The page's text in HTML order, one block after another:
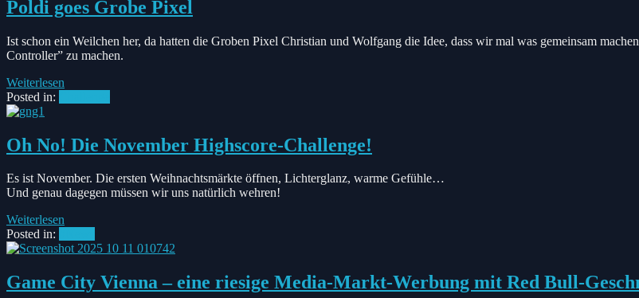
Poldi goes Grobe Pixel
Ist schon ein Weilchen her, da hatten die Groben Pixel Christian und Wolfgang die Idee, dass wir mal was gemeinsam
Controller” zu machen.
Weiterlesen
Posted in:
Oh No! Die November Highscore-Challenge!
Es ist November. Die ersten Weihnachtsmärkte öffnen, Lichterglanz, warme Gefühle…
Und genau dagegen müssen wir uns natürlich wehren!
Weiterlesen
Posted in:
Game City Vienna – eine riesige Media-Markt-Werbung mit Red Bull-